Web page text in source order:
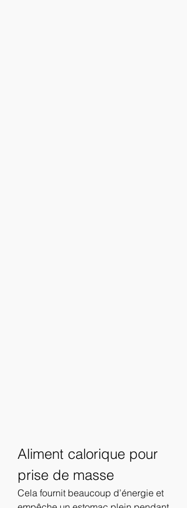
Aliment calorique pour
prise de masse
Cela fournit beaucoup d’énergie et